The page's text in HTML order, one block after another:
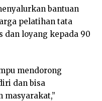
bantuan
pelatihan tata
dan loyang kepada 90
mendorong
dan bisa
masyarakat,”